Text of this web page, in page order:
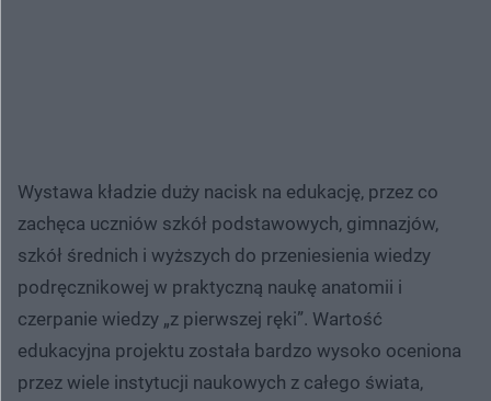
Wystawa kładzie duży nacisk na edukację, przez co
zachęca uczniów szkół podstawowych, gimnazjów,
szkół średnich i wyższych do przeniesienia wiedzy
podręcznikowej w praktyczną naukę anatomii i
czerpanie wiedzy „z pierwszej ręki”. Wartość
edukacyjna projektu została bardzo wysoko oceniona
przez wiele instytucji naukowych z całego świata,